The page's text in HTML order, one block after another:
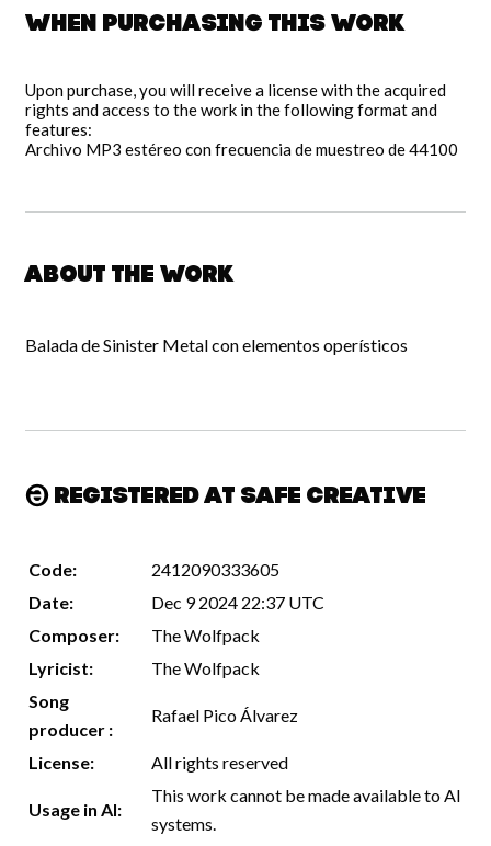
When purchasing this work
Upon purchase, you will receive a license with the acquired
rights and access to the work in the following format and
features:
Archivo MP3 estéreo con frecuencia de muestreo de 44100
About the work
Balada de Sinister Metal con elementos operísticos
Registered at Safe Creative
Code:
2412090333605
Date:
Dec 9 2024 22:37 UTC
Composer:
The Wolfpack
Lyricist:
The Wolfpack
Song
producer :
Rafael Pico Álvarez
License: All rights reserved
Usage in AI:
This work cannot be made available to AI
systems.